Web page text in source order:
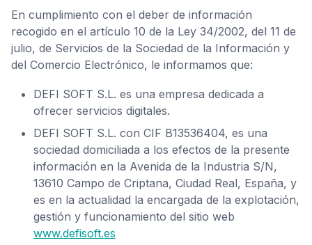
En cumplimiento con el deber de información
recogido en el artículo 10 de la Ley 34/2002, del 11 de
julio, de Servicios de la Sociedad de la Información y
del Comercio Electrónico, le informamos que:
DEFI SOFT S.L. es una empresa dedicada a
ofrecer servicios digitales.
DEFI SOFT S.L. con CIF B13536404, es una
sociedad domiciliada a los efectos de la presente
información en la Avenida de la Industria S/N,
13610 Campo de Criptana, Ciudad Real, España, y
es en la actualidad la encargada de la explotación,
gestión y funcionamiento del sitio web
www.defisoft.es